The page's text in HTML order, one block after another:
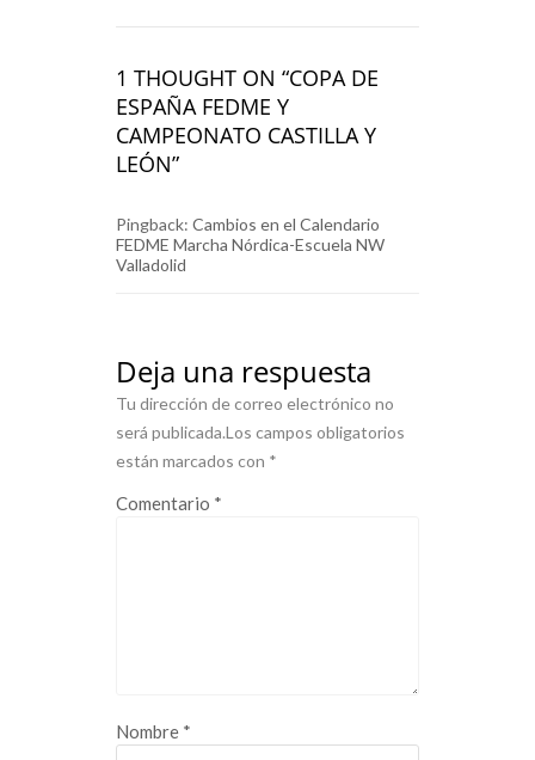
1 THOUGHT ON “COPA DE
ESPAÑA FEDME Y
CAMPEONATO CASTILLA Y
LEÓN”
Pingback: Cambios en el Calendario
FEDME Marcha Nórdica-Escuela NW
Valladolid
Deja una respuesta
Tu dirección de correo electrónico no
será publicada.Los campos obligatorios
están marcados con *
Comentario *
Nombre *